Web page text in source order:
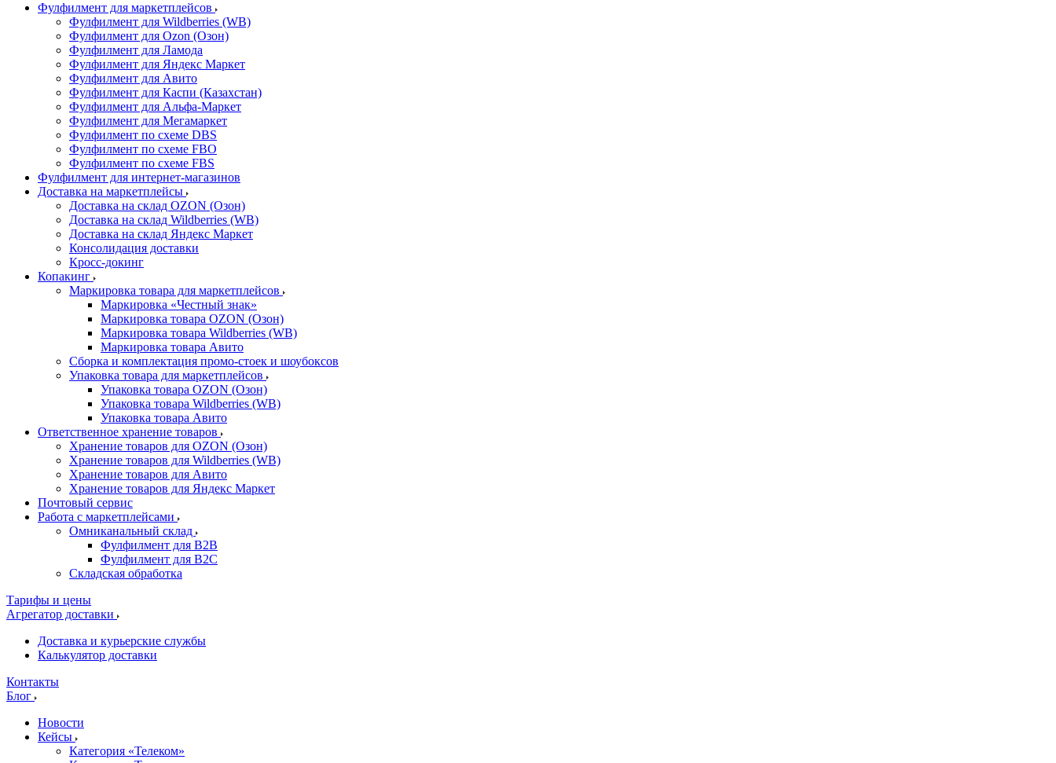
Фулфилмент для маркетплейсов
Фулфилмент для Wildberries (WB)
Фулфилмент для Ozon (Озон)
Фулфилмент для Ламода
Фулфилмент для Яндекс Маркет
Фулфилмент для Авито
Фулфилмент для Каспи (Казахстан)
Фулфилмент для Альфа-Маркет
Фулфилмент для Мегамаркет
Фулфилмент по схеме DBS
Фулфилмент по схеме FBO
Фулфилмент по схеме FBS
Фулфилмент для интернет-магазинов
Доставка на маркетплейсы
Доставка на склад OZON (Озон)
Доставка на склад Wildberries (WB)
Доставка на склад Яндекс Маркет
Консолидация доставки
Кросс-докинг
Копакинг
Маркировка товара для маркетплейсов
Маркировка «Честный знак»
Маркировка товара OZON (Озон)
Маркировка товара Wildberries (WB)
Маркировка товара Авито
Сборка и комплектация промо-стоек и шоубоксов
Упаковка товара для маркетплейсов
Упаковка товара OZON (Озон)
Упаковка товара Wildberries (WB)
Упаковка товара Авито
Ответственное хранение товаров
Хранение товаров для OZON (Озон)
Хранение товаров для Wildberries (WB)
Хранение товаров для Авито
Хранение товаров для Яндекс Маркет
Почтовый сервис
Работа с маркетплейсами
Омниканальный склад
Фулфилмент для B2B
Фулфилмент для B2C
Складская обработка
Тарифы и цены
Агрегатор доставки
Доставка и курьерские службы
Калькулятор доставки
Контакты
Блог
Новости
Кейсы
Категория «Телеком»